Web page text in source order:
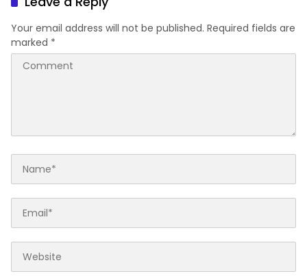
Your email address will not be published. Required fields are
marked *